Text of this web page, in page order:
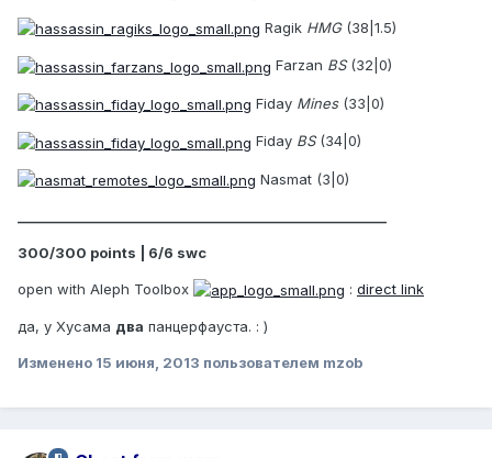
Ragik HMG(38|1.5)
Farzan BS(32|0)
Fiday Mines(33|0)
Fiday BS(34|0)
Nasmat (3|0)
300/300 points | 6/6 swc
open with Aleph Toolbox : direct link
да, у Хусама два панцерфауста. : )
Изменено 15 июня, 2013 пользователем mzob